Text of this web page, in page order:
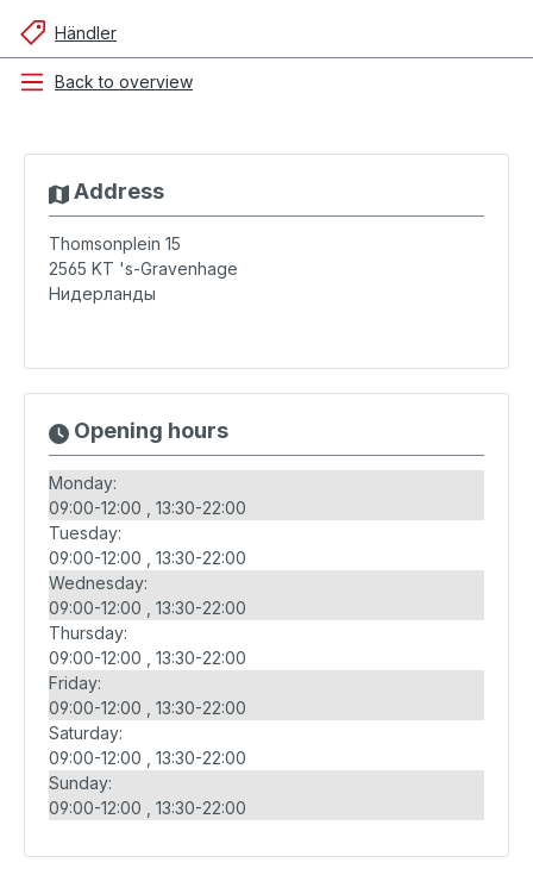
Händler
Back to overview
Address
Thomsonplein 15
2565 KT 's-Gravenhage
Нидерланды
Opening hours
Monday:
09:00-12:00
13:30-22:00
Tuesday:
09:00-12:00
13:30-22:00
Wednesday:
09:00-12:00
13:30-22:00
Thursday:
09:00-12:00
13:30-22:00
Friday:
09:00-12:00
13:30-22:00
Saturday:
09:00-12:00
13:30-22:00
Sunday:
09:00-12:00
13:30-22:00